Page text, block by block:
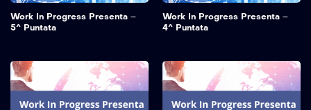
Work In Progress Presenta –
5^ Puntata
Work In Progress Presenta –
4^ Puntata